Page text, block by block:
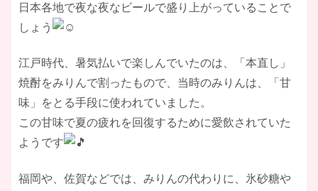
日本各地で夜な夜なビールで盛り上がっていることで
しょう
​江戸時代、暑気払いで楽しんでいたのは、「本直し」
焼酎をみりんで割ったもので、当時のみりんは、「甘
味」をとる手段に使われていました。
この甘味で夏の疲れを回復するために愛飲されていた
ようです
​福岡や、佐賀などでは、みりんの代わりに、氷砂糖や